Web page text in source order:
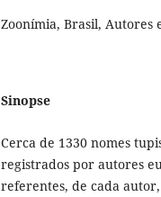
Zoonímia, Brasil, Autores
Sinopse
Cerca de 1330 nomes
registrados por autores
referentes, de cada